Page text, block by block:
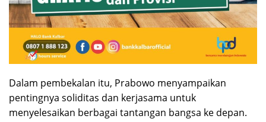
Dalam pembekalan itu, Prabowo menyampaikan
pentingnya soliditas dan kerjasama untuk
menyelesaikan berbagai tantangan bangsa ke depan.